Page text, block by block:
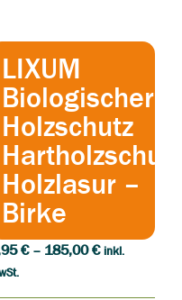
LIXUM
Biologischer
Holzschutz
Hartholzschutz
Holzlasur –
Birke
€ – 185,00€ inkl.